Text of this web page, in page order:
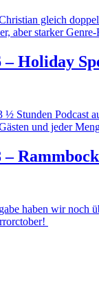
gleich
aber starker
– Holiday
½ Stunden Podcast
und jeder
–
haben wir noch